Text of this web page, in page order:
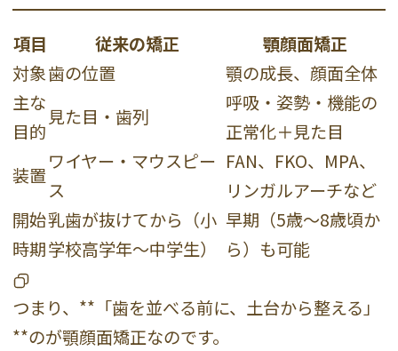
項目 従来の矯正
顎顔面矯正
対象歯の位置
顎の成長、顔面全体
主な
目的
見た目・歯列
呼吸・姿勢・機能の
正常化＋見た目
装置
ワイヤー・マウスピー
ス
FAN、FKO、MPA、
リンガルアーチなど
開始
時期
乳歯が抜けてから（小
学校高学年〜中学生）
早期（5歳〜8歳頃か
ら）も可能
つまり、**「歯を並べる前に、土台から整える」
**のが顎顔面矯正なのです。